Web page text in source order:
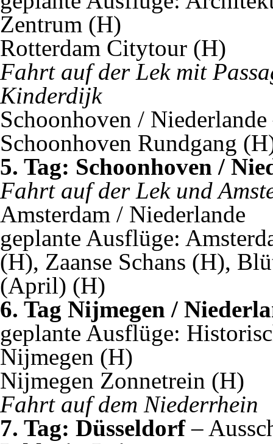
Zentrum (H)
Rotterdam Citytour (H)
Fahrt auf der Lek mit
Kinderdijk
Schoonhoven /
Schoonhoven Rundgang
5. Tag: Schoonhoven /
Fahrt auf der Lek und
Amsterdam / Niederlande
geplante Ausflüge:
(H), Zaanse Schans (H),
(April) (H)
6. Tag Nijmegen /
geplante Ausflüge:
Nijmegen (H)
Nijmegen Zonnetrein (H)
Fahrt auf dem Niederrhein
7. Tag: Düsseldorf–